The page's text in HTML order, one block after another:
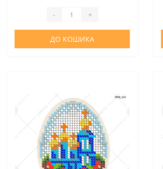
необхідної кількості, інструкції та
- +
ДО КОШИКА